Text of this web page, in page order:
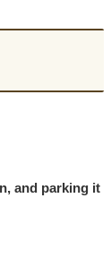
and parking it